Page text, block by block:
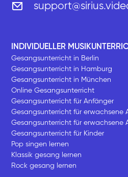
INDIVIDUELLER
Gesangsunterricht in Berlin
Gesangsunterricht in Hamburg
Gesangsunterricht in München
Online Gesangsunterricht
Gesangsunterricht für Anfänger
Gesangsunterricht für erwachsene
Gesangsunterricht für erwachsene
Gesangsunterricht für Kinder
Pop singen lernen
Klassik gesang lernen
Rock gesang lernen